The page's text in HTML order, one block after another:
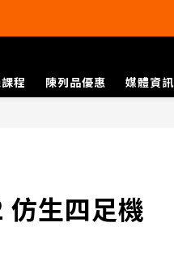
程 陳列品優惠 媒體資訊
生四足機